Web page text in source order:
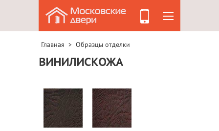
Главная > Образцы отделки
ВИНИЛИСКОЖА